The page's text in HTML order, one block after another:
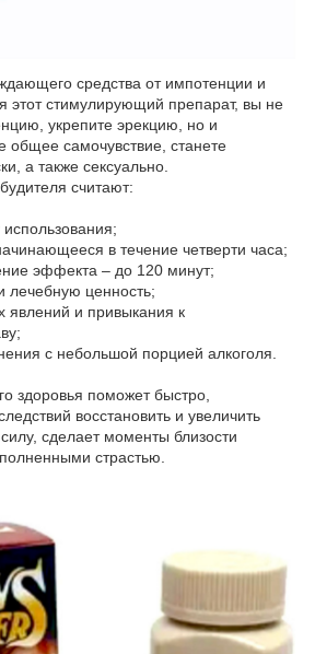
средства от импотенции и
этот стимулирующий препарат, вы не
укрепите эрекцию, но и
общее самочувствие, станете
а также сексуально.
считают:
использования;
в течение четверти часа;
эффекта – до 120 минут;
лечебную ценность;
явлений и привыкания к
с небольшой порцией алкоголя.
здоровья поможет быстро,
восстановить и увеличить
сделает моменты близости
страстью.